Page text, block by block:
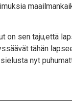
on sen taju,että
tähän
nyt